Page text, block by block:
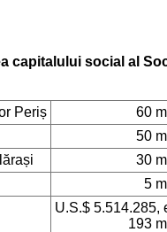
capitalului social al
Periș
60
50
30
5
U.S.$ 5.514.285,
193